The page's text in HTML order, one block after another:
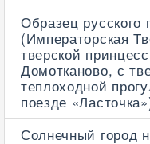
Образец русского
(Императорская
тверской
Домотканово, с
теплоходной
поезде
Солнечный город